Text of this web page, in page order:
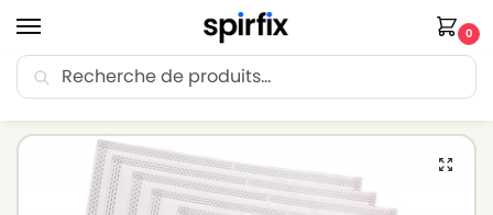
0
🚚 Livraison Point Relais offerte dès 30€ d’achat.